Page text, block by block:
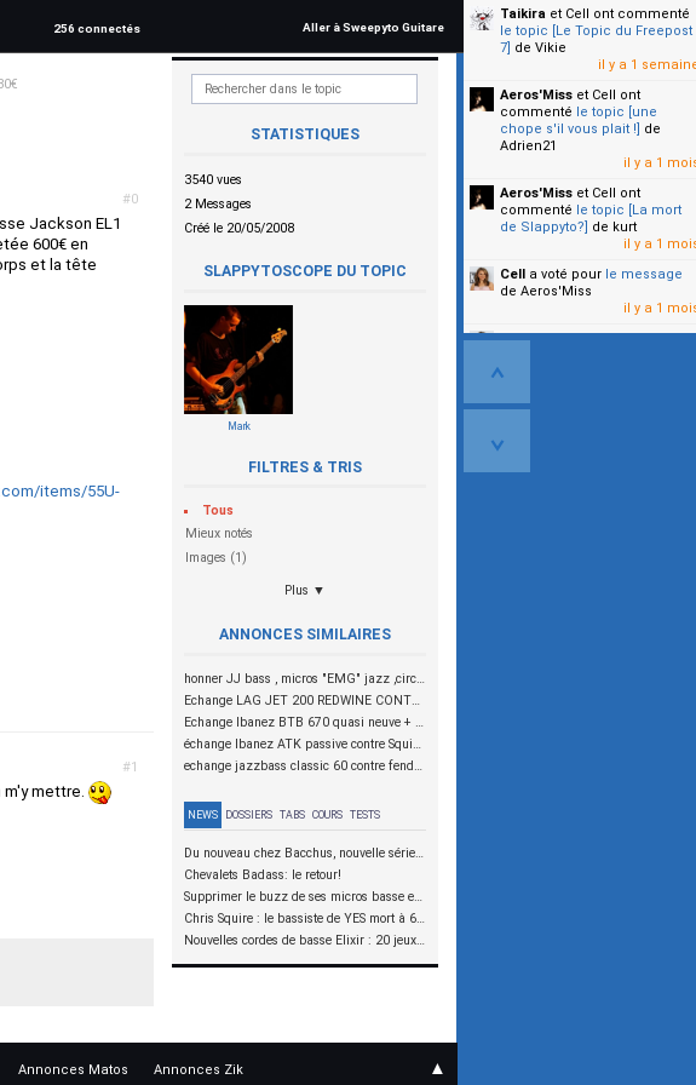
256 connectés Aller à Sweepyto Guitare
STATISTIQUES
3540 vues
2 Messages
Créé le 20/05/2008
SLAPPYTOSCOPE DU TOPIC
Mark
FILTRES & TRIS
Tous
Mieux notés
Images (1)
Plus ▼
ANNONCES SIMILAIRES
honner JJ bass , micros "EMG" jazz ,circuite active et passive , manche echangé pour le luthier "pierick brua"
Echange LAG JET 200 REDWINE CONTRE BASSE PASSIVE
Echange Ibanez BTB 670 quasi neuve + matos contre bonne basse passive d'occasion
échange Ibanez ATK passive contre Squier Jazz Bass Standard
echange jazzbass classic 60 contre fender 5 cordes passive ou active
NEWS DOSSIERS TABS COURS TESTS
Du nouveau chez Bacchus, nouvelle série SCD
Chevalets Badass: le retour!
Supprimer le buzz de ses micros basse en reliant les aimants à la masse
Chris Squire : le bassiste de YES mort à 67 ans
Nouvelles cordes de basse Elixir : 20 jeux à tester !
#0
Jackson EL1
600€ en
et la tête
items/55U-
#1
mettre.
Taikira et Cell ont commenté
le topic [Le Topic du Freepost
7] de Vikie
il y a 1
Aeros'Miss et Cell ont
commenté le topic [une
chope s'il vous plait !] de
Adrien21
il y a 1
Aeros'Miss et Cell ont
commenté le topic [La mort
de Slappyto?] de kurt
il y a 1
Cell a voté pour le message
de Aeros'Miss
il y a 1
Cella voté pourle message
Annonces Matos Annonces Zik ▲